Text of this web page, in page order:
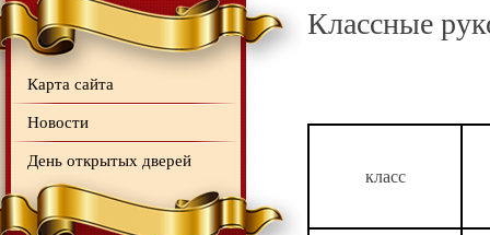
Классные
класс
Карта сайта
Новости
День открытых дверей